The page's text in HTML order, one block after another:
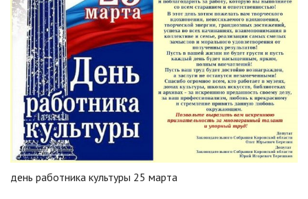
день работника культуры 25 марта